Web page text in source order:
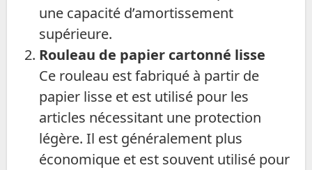
une capacité d’amortissement
supérieure.
Rouleau de papier cartonné lisse
Ce rouleau est fabriqué à partir de
papier lisse et est utilisé pour les
articles nécessitant une protection
légère. Il est généralement plus
économique et est souvent utilisé pour